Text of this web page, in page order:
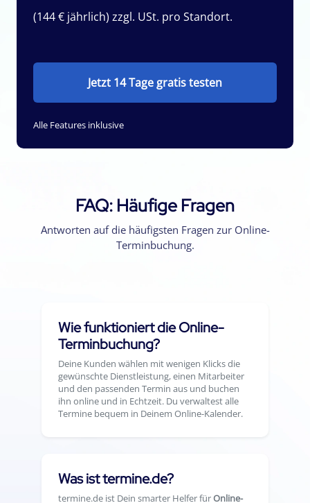
(144 € jährlich) zzgl. USt. pro Standort.
Jetzt 14 Tage gratis testen
Alle Features inklusive
FAQ: Häufige Fragen
Antworten auf die häufigsten Fragen zur Online-
Terminbuchung.
Wie funktioniert die Online-
Terminbuchung?
Deine Kunden wählen mit wenigen Klicks die
gewünschte Dienstleistung, einen Mitarbeiter
und den passenden Termin aus und buchen
ihn online und in Echtzeit. Du verwaltest alle
Termine bequem in Deinem Online-Kalender.
Was ist termine.de?
termine.de ist Dein smarter Helfer fürOnline-